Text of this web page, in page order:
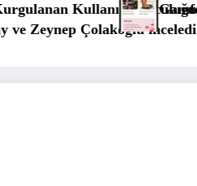
Games Oyunları
Cemile Aktuğ yazdı: